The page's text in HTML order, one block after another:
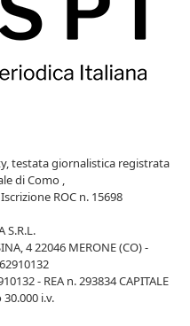
testata giornalistica registrata
di Como ,
ROC n. 15698
S.R.L.
4 22046 MERONE (CO) -
- REA n. 293834 CAPITALE
30.000 i.v.